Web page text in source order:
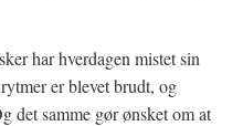
har hverdagen mistet sin
er blevet brudt, og
det samme gør ønsket om at